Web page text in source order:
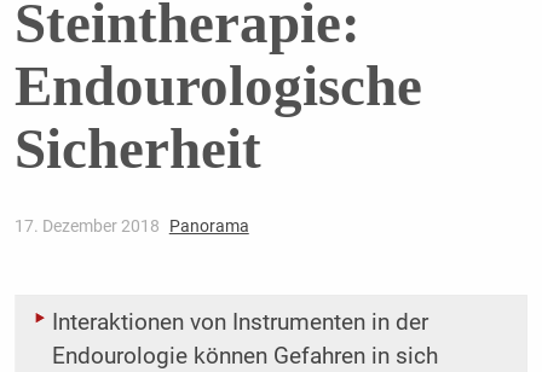
Steintherapie:
Endourologische
Sicherheit
17. Dezember 2018 Panorama
Interaktionen von Instrumenten in der
Endourologie können Gefahren in sich